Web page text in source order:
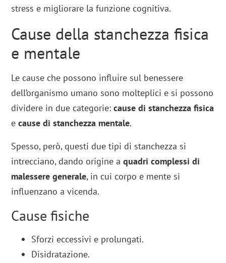
stress e migliorare la funzione cognitiva.
Cause della stanchezza fisica
e mentale
Le cause che possono influire sul benessere
dell’organismo umano sono molteplici e si possono
dividere in due categorie:cause di stanchezza fisica
ecause di stanchezza mentale.
Spesso, però, questi due tipi di stanchezza si
intrecciano, dando origine aquadri complessi di
malessere generale, in cui corpo e mente si
influenzano a vicenda.
Cause fisiche
Sforzi eccessivi e prolungati.
Disidratazione.